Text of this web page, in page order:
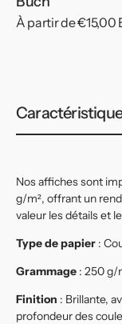
Prix
À partir de €15,00
Nos affiches sont
g/m², offrant un
valeur les détails et
Type de papier :
Grammage : 250 g/
Finition : Brillante,
profondeur des